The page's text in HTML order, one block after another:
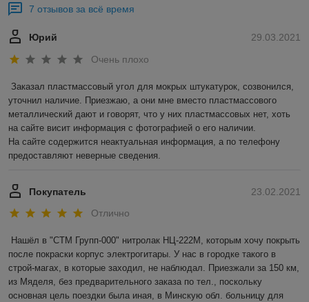
7 отзывов за всё время
29.03.2021
Юрий
Очень плохо
Заказал пластмассовый угол для мокрых штукатурок, созвонился,
уточнил наличие. Приезжаю, а они мне вместо пластмассового
металлический дают и говорят, что у них пластмассовых нет, хоть
на сайте висит информация с фотографией о его наличии.
На сайте содержится неактуальная информация, а по телефону
предоставляют неверные сведения.
23.02.2021
Покупатель
Отлично
Нашёл в "СТМ Групп-000" нитролак НЦ-222М, которым хочу покрыть
после покраски корпус электрогитары. У нас в городке такого в
строй-магах, в которые заходил, не наблюдал. Приезжали за 150 км,
из Мяделя, без предварительного заказа по тел., поскольку
основная цель поездки была иная, в Минскую обл. больницу для